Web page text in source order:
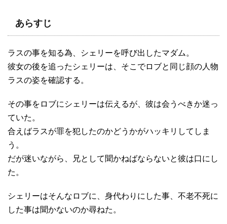
あらすじ
ラスの事を知る為、シェリーを呼び出したマダム。
彼女の後を追ったシェリーは、そこでロブと同じ顔の人物
ラスの姿を確認する。
その事をロブにシェリーは伝えるが、彼は会うべきか迷っ
ていた。
合えばラスが罪を犯したのかどうかがハッキリしてしま
う。
だが迷いながら、兄として聞かねばならないと彼は口にし
た。
シェリーはそんなロブに、身代わりにした事、不老不死に
した事は聞かないのか尋ねた。